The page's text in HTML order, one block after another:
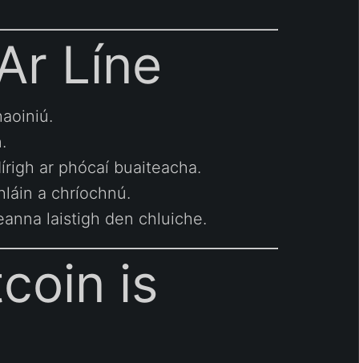
Líne
ar phócaí buaiteacha.
a chríochnú.
laistigh den chluiche.
is